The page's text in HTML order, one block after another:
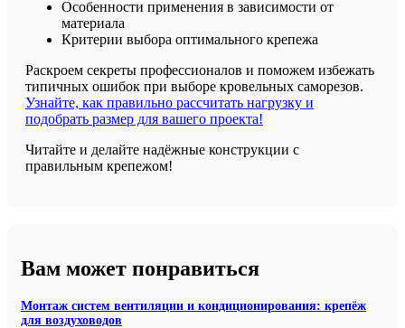
Особенности применения в зависимости от
материала
Критерии выбора оптимального крепежа
Раскроем секреты профессионалов и поможем избежать
типичных ошибок при выборе кровельных саморезов.
Узнайте, как правильно рассчитать нагрузку и
подобрать размер для вашего проекта!
Читайте и делайте надёжные конструкции с
правильным крепежом!
Вам может понравиться
Монтаж систем вентиляции и кондиционирования: крепёж
для воздуховодов